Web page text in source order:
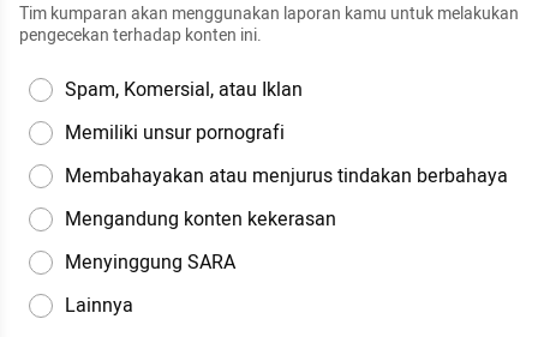
Tim kumparan akan menggunakan laporan kamu untuk melakukan
pengecekan terhadap konten ini.
Spam, Komersial, atau Iklan
Memiliki unsur pornografi
Membahayakan atau menjurus tindakan berbahaya
Mengandung konten kekerasan
Menyinggung SARA
Lainnya